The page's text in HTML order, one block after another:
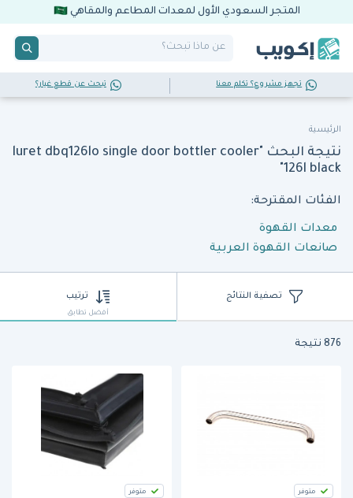
المتجر السعودي الأول لمعدات المطاعم والمقاهي
تجهز مشروع؟ تكلم معنا تبحث عن قطع غيار؟
الرئيسية
نتيجة البحث "luret dbq126lo single door bottler cooler
126l black"
الفئات المقترحة:
معدات القهوة
صانعات القهوة العربية
تصفية النتائج ترتيب
أفضل تطابق
876 نتيجة
متوفر متوفر